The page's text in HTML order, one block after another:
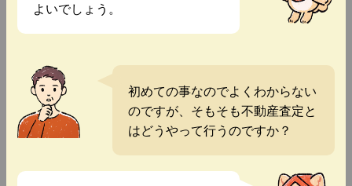
よいでしょう。
初めての事なのでよくわからない
のですが、そもそも不動産査定と
はどうやって行うのですか？